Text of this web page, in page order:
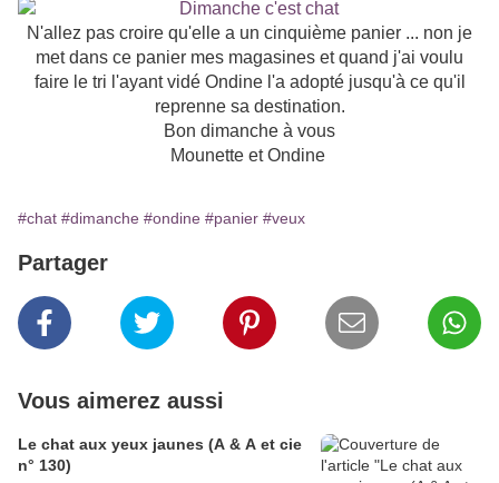
N'allez pas croire qu'elle a un cinquième panier ... non je
met dans ce panier mes magasines et quand j'ai voulu
faire le tri l'ayant vidé Ondine l'a adopté jusqu'à ce qu'il
reprenne sa destination.
Bon dimanche à vous
Mounette et Ondine
#chat #dimanche #ondine #panier #veux
Partager
Vous aimerez aussi
Le chat aux yeux jaunes (A & A et cie
n° 130)